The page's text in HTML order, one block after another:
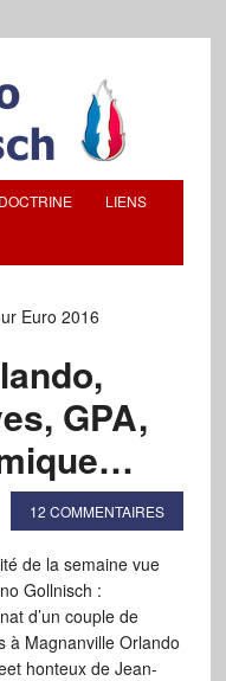
DOCTRINE LIENS
Euro 2016
GPA,
12 COMMENTAIRES
de la semaine vue
Gollnisch :
d’un couple de
à Magnanville Orlando
honteux de Jean-